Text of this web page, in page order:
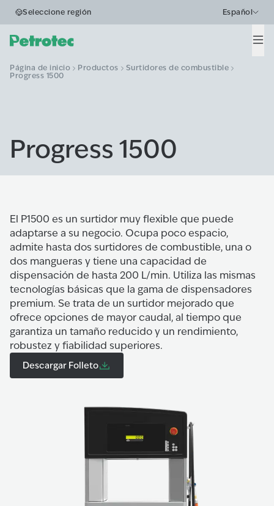
Seleccione región Español
Página de inicio Productos
Surtidores de combustible
Progress 1500
Progress 1500
El P1500 es un surtidor muy flexible que puede
adaptarse a su negocio. Ocupa poco espacio,
admite hasta dos surtidores de combustible, una o
dos mangueras y tiene una capacidad de
dispensación de hasta 200 L/min. Utiliza las mismas
tecnologías básicas que la gama de dispensadores
premium. Se trata de un surtidor mejorado que
ofrece opciones de mayor caudal, al tiempo que
garantiza un tamaño reducido y un rendimiento,
robustez y fiabilidad superiores.
Descargar Folleto